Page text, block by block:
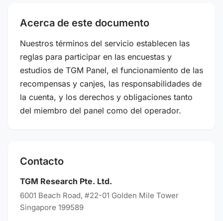
Acerca de este documento
Nuestros términos del servicio establecen las
reglas para participar en las encuestas y
estudios de TGM Panel, el funcionamiento de las
recompensas y canjes, las responsabilidades de
la cuenta, y los derechos y obligaciones tanto
del miembro del panel como del operador.
Contacto
TGM Research Pte. Ltd.
6001 Beach Road, #22-01 Golden Mile Tower
Singapore 199589